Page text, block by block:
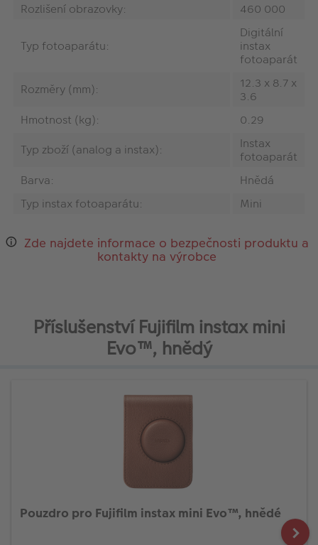
Rozlišení obrazovky:
460 000
Typ fotoaparátu:
Digitální
instax
fotoaparát
Rozměry (mm):
12.3 x 8.7 x
3.6
Hmotnost (kg):
0.29
Typ zboží (analog a instax):
Instax
fotoaparát
Barva:
Hnědá
Typ instax fotoaparátu:
Mini
Zde najdete informace o bezpečnosti produktu a
kontakty na výrobce
Příslušenství Fujifilm instax mini
Evo™, hnědý
Pouzdro pro Fujifilm instax mini Evo™, hnědé